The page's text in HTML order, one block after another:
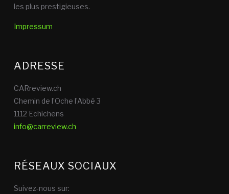
les plus prestigieuses.
Impressum
ADRESSE
CARreview.ch
Chemin de l’Oche l’Abbé 3
1112 Echichens
info@carreview.ch
RÉSEAUX SOCIAUX
Suivez-nous sur: